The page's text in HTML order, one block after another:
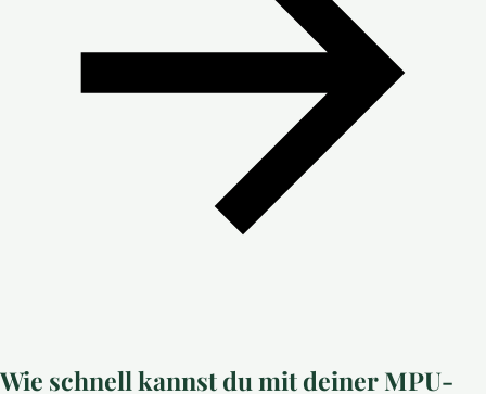
Wie schnell kannst du mit deiner MPU-